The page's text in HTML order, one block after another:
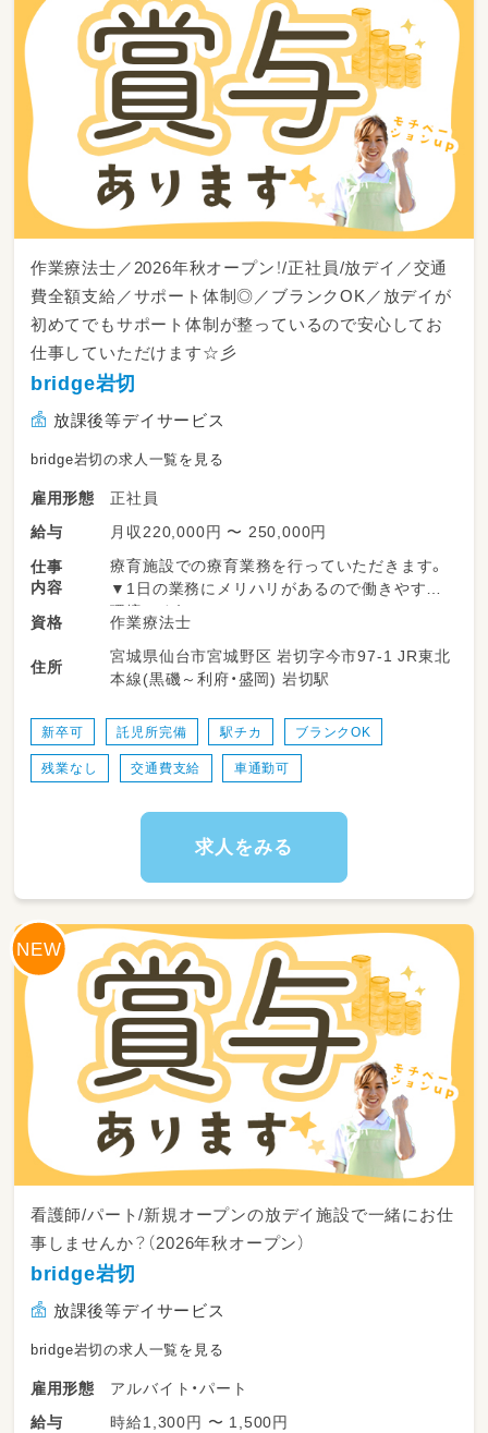
13：00～日中活動
16：00～ご自宅まで送迎
17：15～片づけ、終礼、記録などの業務
作業療法士／2026年秋オープン！/正社員/放デイ／交通
費全額支給／サポート体制◎／ブランクOK／放デイが
初めてでもサポート体制が整っているので安心してお
仕事していただけます☆彡
bridge岩切
放課後等デイサービス
bridge岩切の求人一覧を見る
雇用形態
正社員
給与
月収220,000円 〜 250,000円
仕事
内容
療育施設での療育業務を行っていただきます。
▼1日の業務にメリハリがあるので働きやすい
環境です！
＜一日の流れ＞
◎平日の放課後利用
14：30～送迎出発で各学校お迎え
15：30～支援時間
17：00～ご自宅まで送迎
9：00～ご自宅にお迎え
12：00～昼食
13：00～日中活動
16：00～ご自宅まで送迎
17：15～片づけ、終礼、記録などの業務
資格 作業療法士
住所
宮城県仙台市宮城野区 岩切字今市97-1 JR東北
本線(黒磯～利府・盛岡) 岩切駅
新卒可 託児所完備 駅チカ ブランクOK
残業なし 交通費支給 車通勤可
求人をみる
看護師/パート/新規オープンの放デイ施設で一緒にお仕
事しませんか？（2026年秋オープン）
bridge岩切
放課後等デイサービス
bridge岩切の求人一覧を見る
雇用形態
アルバイト・パート
給与
時給1,300円 〜 1,500円